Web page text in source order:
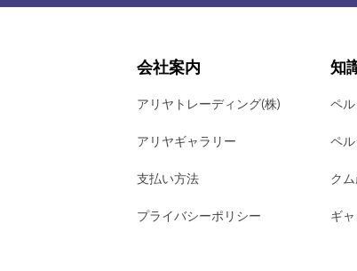
会社案内
アリヤトレーディング(株)
アリヤギャラリー
支払い方法
プライバシーポリシー
知
ペ
ペ
ク
ギ